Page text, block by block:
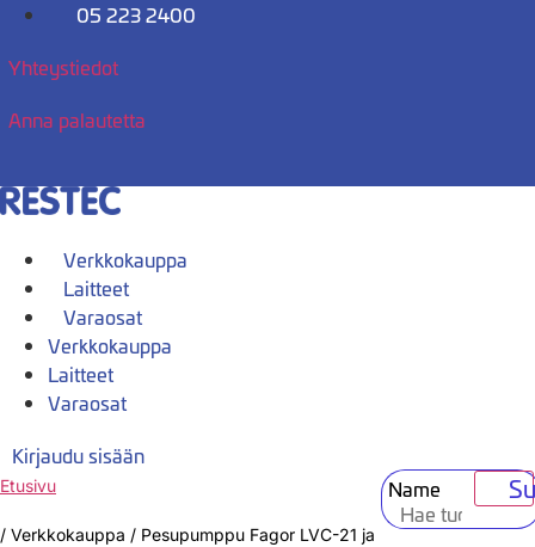
Mene
05 223 2400
Yhteystiedot
Anna palautetta
Verkkokauppa
Laitteet
Varaosat
Verkkokauppa
Laitteet
Varaosat
Kirjaudu sisään
Name
Etusivu
/ Verkkokauppa / Pesupumppu Fagor LVC-21 ja